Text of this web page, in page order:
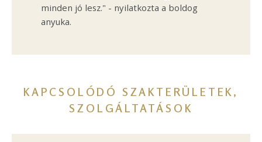
minden jó lesz." - nyilatkozta a boldog
anyuka.
KAPCSOLÓDÓ SZAKTERÜLETEK,
SZOLGÁLTATÁSOK